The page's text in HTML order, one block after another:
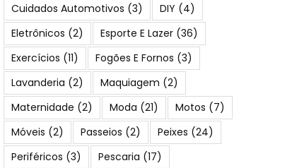
Cuidados Automotivos (3) DIY (4)
Eletrônicos (2) Esporte E Lazer (36)
Exercícios (11) Fogões E Fornos (3)
Lavanderia (2) Maquiagem (2)
Maternidade (2) Moda (21) Motos (7)
Móveis (2) Passeios (2) Peixes (24)
Periféricos (3) Pescaria (17)